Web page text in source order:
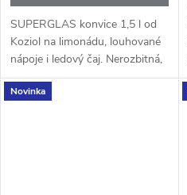
SUPERGLAS konvice 1,5 l od
Koziol na limonádu, louhované
nápoje i ledový čaj. Nerozbitná,
elegantní a ideální na letní
servírování.
Novinka